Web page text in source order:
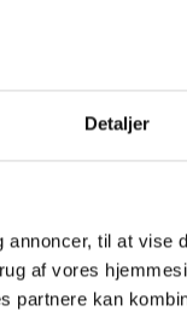
Detaljer
til at vise
af vores
partnere kan